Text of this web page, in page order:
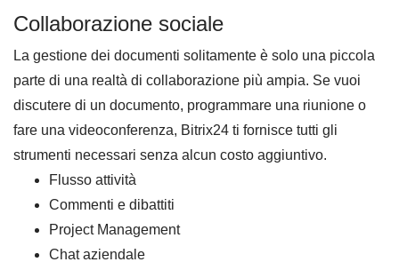
Collaborazione sociale
La gestione dei documenti solitamente è solo una piccola
parte di una realtà di collaborazione più ampia. Se vuoi
discutere di un documento, programmare una riunione o
fare una videoconferenza, Bitrix24 ti fornisce tutti gli
strumenti necessari senza alcun costo aggiuntivo.
Flusso attività
Commenti e dibattiti
Project Management
Chat aziendale